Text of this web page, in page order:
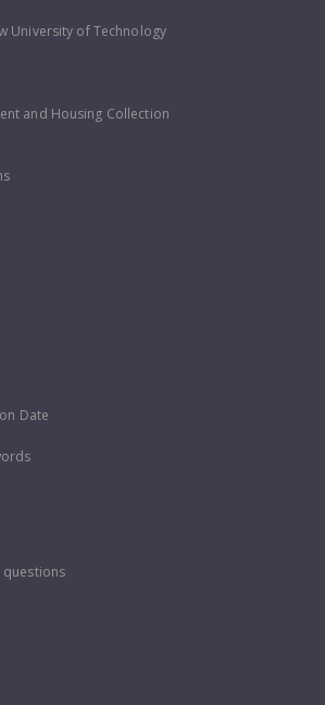
University of Technology
and Housing Collection
Date
questions